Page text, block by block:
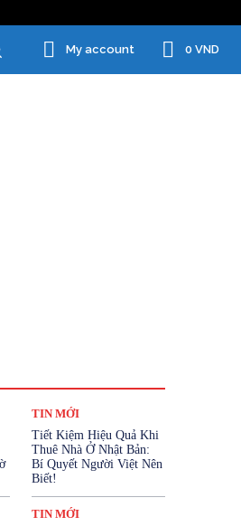
My account 0 VND
Cá Nhân
Kiếm tiền trên FACEBOOK
Kiếm tiền trên TIKTOK
Kiếm tiền trên YOUTUBE
Mở Tài Khoản Ngân Hàng
Mua Bảo Hiểm Online
Cho Trẻ Em
TIN MỚI
Tiết Kiệm Hiệu Quả Khi
Thuê Nhà Ở Nhật Bản:
Bí Quyết Người Việt Nên
Biết!
TIN MỚI